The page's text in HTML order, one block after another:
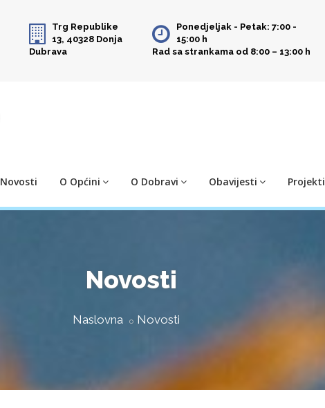
Trg Republike
13, 40328 Donja
Dubrava
Ponedjeljak - Petak: 7:00 -
15:00 h
Rad sa strankama od 8:00 – 13:00 h
Novosti O Općini O Dobravi Obavijesti Projekti
Novosti
Naslovna Novosti